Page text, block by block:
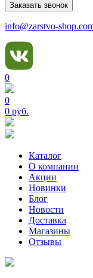
Заказать звонок
info@zarstvo-
0
0
0 руб.
Каталог
О компании
Акции
Новинки
Блог
Новости
Доставка
Магазины
Отзывы